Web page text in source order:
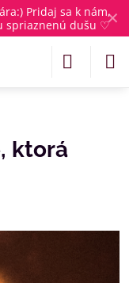
✕
:) Pridaj sa k nám,
spriaznenú dušu ♡
ktorá